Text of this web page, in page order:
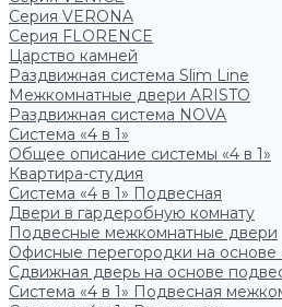
Серия VERONA
Серия FLORENCE
Царство камней
Раздвижная система Slim Line
Межкомнатные двери ARISTO
Раздвижная система NOVA
Система «4 в 1»
Общее описание системы «4 в 1»
Квартира-студия
Система «4 в 1» Подвесная
Двери в гардеробную комнату
Подвесные межкомнатные двери
Офисные перегородки на основе
Сдвижная дверь на основе
Система «4 в 1» Подвесная